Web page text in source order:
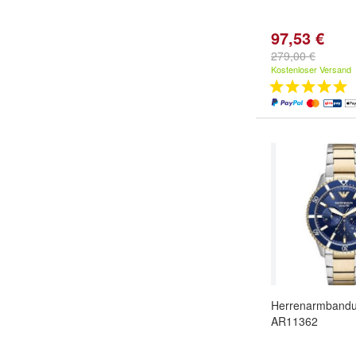
97,53 €
279,00 €
Kostenloser Versand
AR11362